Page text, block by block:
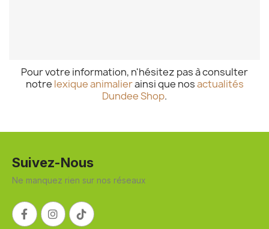
Pour votre information, n'hésitez pas à consulter
notre lexique animalierainsi que nosactualités
Dundee Shop.
Suivez-Nous
Ne manquez rien sur nos réseaux